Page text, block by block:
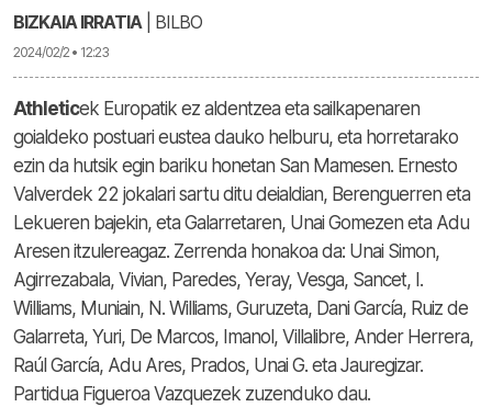
BIZKAIA IRRATIA| BILBO
2024/02/2 • 12:23
Athleticek Europatik ez aldentzea eta sailkapenaren
goialdeko postuari eustea dauko helburu, eta horretarako
ezin da hutsik egin bariku honetan San Mamesen. Ernesto
Valverdek 22 jokalari sartu ditu deialdian, Berenguerren eta
Lekueren bajekin, eta Galarretaren, Unai Gomezen eta Adu
Aresen itzulereagaz. Zerrenda honakoa da: Unai Simon,
Agirrezabala, Vivian, Paredes, Yeray, Vesga, Sancet, I.
Williams, Muniain, N. Williams, Guruzeta, Dani García, Ruiz de
Galarreta, Yuri, De Marcos, Imanol, Villalibre, Ander Herrera,
Raúl García, Adu Ares, Prados, Unai G. eta Jauregizar.
Partidua Figueroa Vazquezek zuzenduko dau.